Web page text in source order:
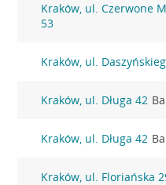
Kraków, ul. Czerwone
53
Kraków, ul.
Kraków, ul. Długa 42
Kraków, ul. Długa 42
Kraków, ul. Floriańska